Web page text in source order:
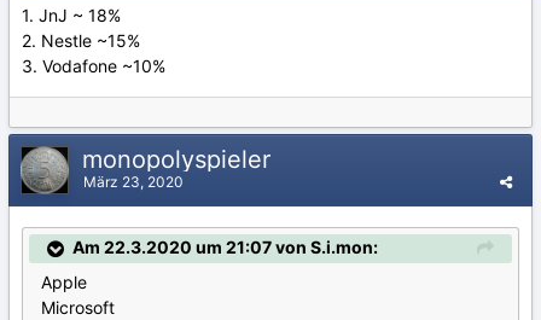
1. JnJ ~ 18%
2. Nestle ~15%
3. Vodafone ~10%
monopolyspieler
März 23, 2020
Am 22.3.2020 um 21:07 von S.i.mon:
Apple
Microsoft